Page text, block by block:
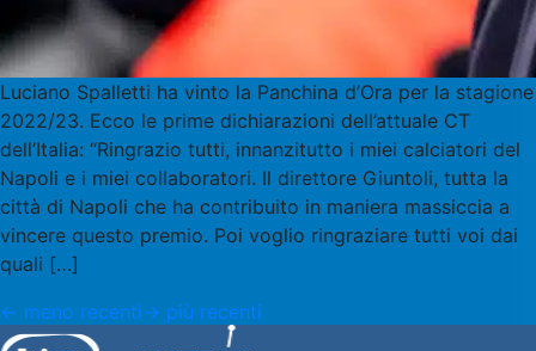
Luciano Spalletti ha vinto la Panchina d’Ora per la stagione
2022/23. Ecco le prime dichiarazioni dell’attuale CT
dell’Italia: “Ringrazio tutti, innanzitutto i miei calciatori del
Napoli e i miei collaboratori. Il direttore Giuntoli, tutta la
città di Napoli che ha contribuito in maniera massiccia a
vincere questo premio. Poi voglio ringraziare tutti voi dai
quali […]
← meno recenti→ più recenti